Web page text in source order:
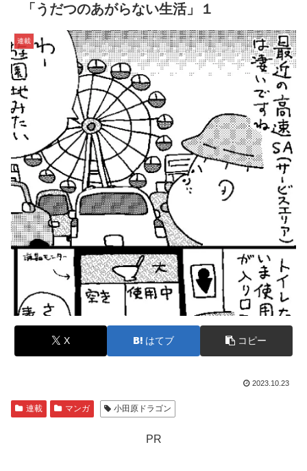
「うだつのあがらない生活」１
連載
X はてブ コピー
2023.10.23
連載 マンガ 小田原ドラゴン
PR